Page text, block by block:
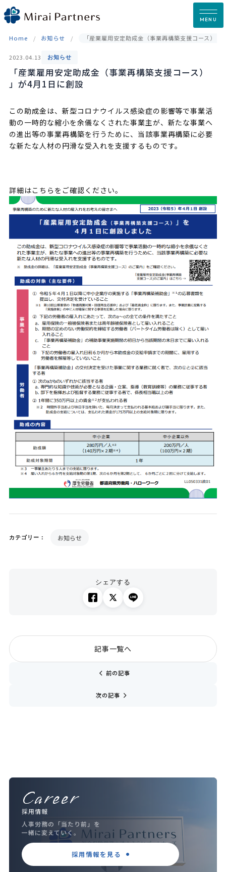
Skip
to
MENU
Home お知らせ 「産業雇用安定助成金（事業再構築支援コース）
2023.04.13 お知らせ
「産業雇用安定助成金（事業再構築支援コース）
」が4月1日に創設
この助成金は、新型コロナウイルス感染症の影響等で事業活
動の一時的な縮小を余儀なくされた事業主が、新たな事業へ
の進出等の事業再構築を行うために、当該事業再構築に必要
な新たな人材の円滑な受入れを支援するものです。
詳細はこちらをご確認ください。
カテゴリー： お知らせ
シェアする
chevron_left 前の記事
記事一覧へ
次の記事 navigate_next
Career
採用情報
人事労務の「当たり前」を
一緒に変えていく。
採用情報を見る